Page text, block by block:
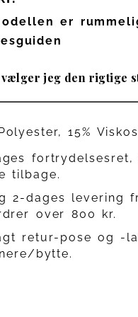
er
jeg den rigtige
15%
tilbage.
2-dages levering
over 800 kr.
retur-pose og -
bytte.